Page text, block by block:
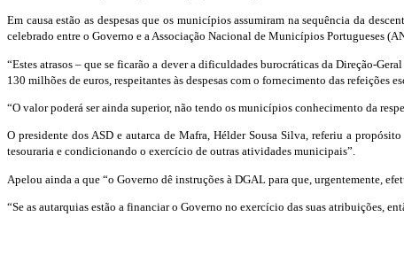
Em causa estão as despesas que os municípios assumiram na sequência da
celebrado entre o Governo e a Associação Nacional de Municípios Portugueses
“Estes atrasos – que se ficarão a dever a dificuldades burocráticas da Direção-
130 milhões de euros, respeitantes às despesas com o fornecimento das refeições
“O valor poderá ser ainda superior, não tendo os municípios conhecimento da
O presidente dos ASD e autarca de Mafra, Hélder Sousa Silva, referiu a
tesouraria e condicionando o exercício de outras atividades municipais”.
Apelou ainda a que “o Governo dê instruções à DGAL para que, urgentemente,
“Se as autarquias estão a financiar o Governo no exercício das suas atribuições,